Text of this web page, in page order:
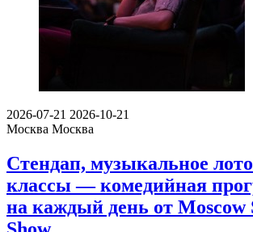
2026-07-21 2026-10-21
Москва Москва
Стендап, музыкальное
классы — комедийная
на каждый день от Moscow